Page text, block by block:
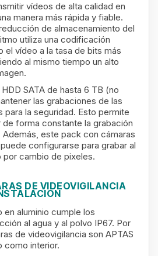
vídeos de alta calidad en
manera más rápida y fiable.
de almacenamiento del
utiliza una codificación
vídeo a la tasa de bits más
al mismo tiempo un alto
SATA de hasta 6 TB (no
las grabaciones de las
para la seguridad. Esto permite
forma constante la grabación
Además, este pack con cámaras
configurarse para grabar al
cambio de pixeles.
DE VIDEOVIGILANCIA
en aluminio cumple los
al agua y al polvo IP67. Por
de videovigilancia son APTAS
como interior.